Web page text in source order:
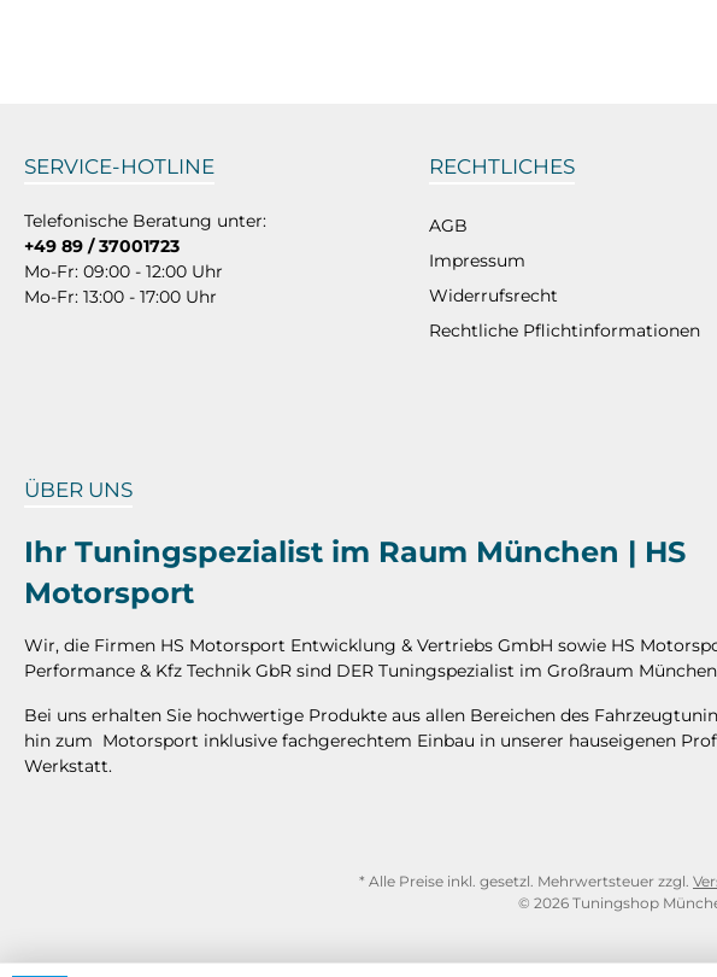
SERVICE-HOTLINE
Telefonische Beratung unter:
+49 89 / 37001723
Mo-Fr: 09:00 - 12:00 Uhr
Mo-Fr: 13:00 - 17:00 Uhr
RECHTLICHES
AGB
Impressum
Widerrufsrecht
Rechtliche Pflichtinformationen
ÜBER UNS
Ihr Tuningspezialist im Raum München | HS
Motorsport
Wir, die Firmen HS Motorsport Entwicklung & Vertriebs GmbH sowie HS
Performance & Kfz Technik GbR sind DER Tuningspezialist im Großraum
Bei uns erhalten Sie hochwertige Produkte aus allen Bereichen des
hin zum Motorsport inklusive fachgerechtem Einbau in unserer hauseigenen
Werkstatt.
* Alle Preise inkl. gesetzl. Mehrwertsteuer zzgl.
© 2026 Tuningshop